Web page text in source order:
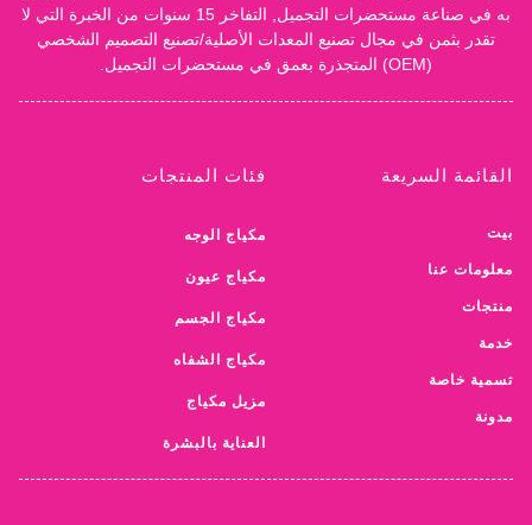
به في صناعة مستحضرات التجميل, التفاخر 15 سنوات من الخبرة التي لا
تقدر بثمن في مجال تصنيع المعدات الأصلية/تصنيع التصميم الشخصي
(OEM) المتجذرة بعمق في مستحضرات التجميل.
القائمة السريعة
بيت
معلومات عنا
منتجات
خدمة
تسمية خاصة
مدونة
فئات المنتجات
مكياج الوجه
مكياج عيون
مكياج الجسم
مكياج الشفاه
مزيل مكياج
العناية بالبشرة